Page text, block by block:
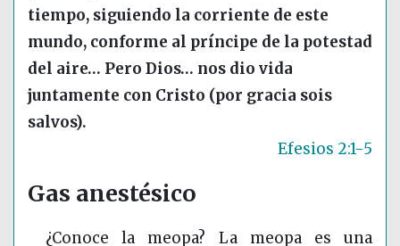
tiempo, siguiendo la corriente de este
mundo, conforme al príncipe de la potestad
del aire… Pero Dios… nos dio vida
juntamente con Cristo (por gracia sois
salvos).
Efesios 2:1-5
Gas anestésico
¿Conoce la meopa? La meopa es una